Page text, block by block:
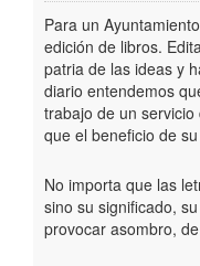
Banda Municipal de
Publicaciones
Trámites
Para un
edición de libros.
patria de las ideas y
diario entendemos
trabajo de un
que el beneficio de
No importa que las
sino su significado,
provocar asombro,